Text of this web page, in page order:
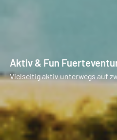
Aktiv & Fun
Vielseitig aktiv unterwegs auf